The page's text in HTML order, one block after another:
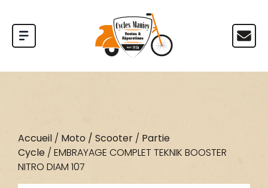
Accueil / Moto / Scooter / Partie
Cycle / EMBRAYAGE COMPLET TEKNIK BOOSTER
NITRO DIAM 107